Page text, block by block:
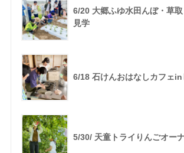
6/20 大郷ふゆ水田んぼ・草
見学
6/18 石けんおはなしカフェin
5/30/ 天童トライりんごオー